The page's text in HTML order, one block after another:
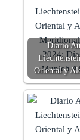
Diario
Oriental y